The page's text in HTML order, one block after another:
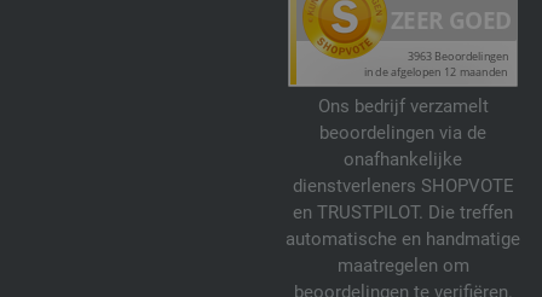
Ons bedrijf verzamelt
beoordelingen via de
onafhankelijke
dienstverleners SHOPVOTE
en TRUSTPILOT. Die treffen
automatische en handmatige
maatregelen om
beoordelingen te verifiëren.